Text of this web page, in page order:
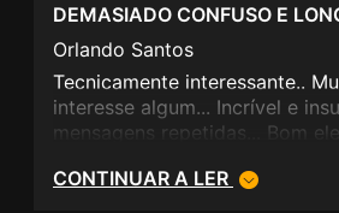
DEMASIADO CONFUSO E
Orlando Santos
Tecnicamente interessante..
interesse algum... Incrível e
mensagens repetidas... Bom
CONTINUAR A LER